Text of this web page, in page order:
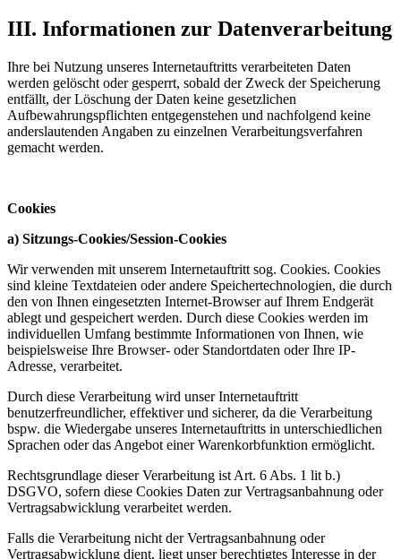
III. Informationen zur Datenverarbeitung
Ihre bei Nutzung unseres Internetauftritts verarbeiteten Daten
werden gelöscht oder gesperrt, sobald der Zweck der Speicherung
entfällt, der Löschung der Daten keine gesetzlichen
Aufbewahrungspflichten entgegenstehen und nachfolgend keine
anderslautenden Angaben zu einzelnen Verarbeitungsverfahren
gemacht werden.
Cookies
a) Sitzungs-Cookies/Session-Cookies
Wir verwenden mit unserem Internetauftritt sog. Cookies. Cookies
sind kleine Textdateien oder andere Speichertechnologien, die durch
den von Ihnen eingesetzten Internet-Browser auf Ihrem Endgerät
ablegt und gespeichert werden. Durch diese Cookies werden im
individuellen Umfang bestimmte Informationen von Ihnen, wie
beispielsweise Ihre Browser- oder Standortdaten oder Ihre IP-
Adresse, verarbeitet.
Durch diese Verarbeitung wird unser Internetauftritt
benutzerfreundlicher, effektiver und sicherer, da die Verarbeitung
bspw. die Wiedergabe unseres Internetauftritts in unterschiedlichen
Sprachen oder das Angebot einer Warenkorbfunktion ermöglicht.
Rechtsgrundlage dieser Verarbeitung ist Art. 6 Abs. 1 lit b.)
DSGVO, sofern diese Cookies Daten zur Vertragsanbahnung oder
Vertragsabwicklung verarbeitet werden.
Falls die Verarbeitung nicht der Vertragsanbahnung oder
Vertragsabwicklung dient, liegt unser berechtigtes Interesse in der